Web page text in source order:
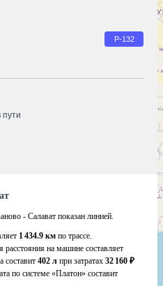
Р-132
пути
- Салават показан линией.
1 434.9 км по трассе.
на машине составляет
составит 402 л при затратах 32 160 ₽
по системе «Платон» составит